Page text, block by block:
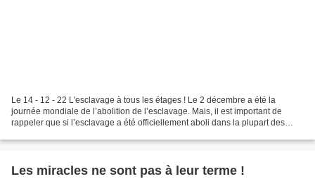
Le 14 - 12 - 22 L'esclavage à tous les étages ! Le 2 décembre a été la
journée mondiale de l’abolition de l’esclavage. Mais, il est important de
rappeler que si l’esclavage a été officiellement aboli dans la plupart des
Les miracles ne sont pas à leur terme !